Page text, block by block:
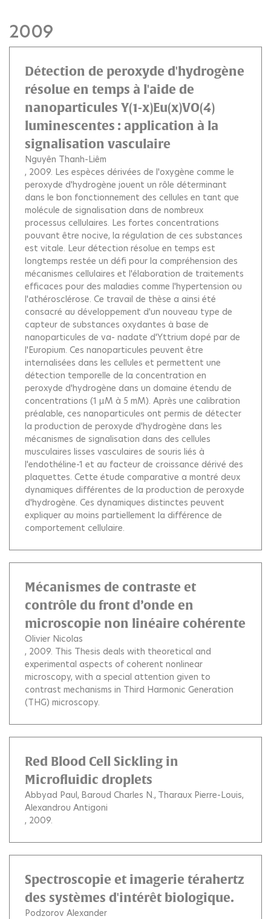
2009
Détection de peroxyde d'hydrogène
résolue en temps à l'aide de
nanoparticules Y(1-x)Eu(x)VO(4)
luminescentes : application à la
signalisation vasculaire
Nguyên Thanh-Liêm
, 2009. Les espèces dérivées de l'oxygène comme le
peroxyde d'hydrogène jouent un rôle déterminant
dans le bon fonctionnement des cellules en tant que
molécule de signalisation dans de nombreux
processus cellulaires. Les fortes concentrations
pouvant être nocive, la régulation de ces substances
est vitale. Leur détection résolue en temps est
longtemps restée un défi pour la compréhension des
mécanismes cellulaires et l'élaboration de traitements
efficaces pour des maladies comme l'hypertension ou
l'athérosclérose. Ce travail de thèse a ainsi été
consacré au développement d'un nouveau type de
capteur de substances oxydantes à base de
nanoparticules de va- nadate d'Yttrium dopé par de
l'Europium. Ces nanoparticules peuvent être
internalisées dans les cellules et permettent une
détection temporelle de la concentration en
peroxyde d'hydrogène dans un domaine étendu de
concentrations (1 μM à 5 mM). Après une calibration
préalable, ces nanoparticules ont permis de détecter
la production de peroxyde d'hydrogène dans les
mécanismes de signalisation dans des cellules
musculaires lisses vasculaires de souris liés à
l'endothéline-1 et au facteur de croissance dérivé des
plaquettes. Cette étude comparative a montré deux
dynamiques différentes de la production de peroxyde
d'hydrogène. Ces dynamiques distinctes peuvent
expliquer au moins partiellement la différence de
comportement cellulaire.
Mécanismes de contraste et
contrôle du front d’onde en
microscopie non linéaire cohérente
Olivier Nicolas
, 2009. This Thesis deals with theoretical and
experimental aspects of coherent nonlinear
microscopy, with a special attention given to
contrast mechanisms in Third Harmonic Generation
(THG) microscopy.
Red Blood Cell Sickling in
Microfluidic droplets
Abbyad Paul Baroud Charles N. Tharaux Pierre-Louis
Alexandrou Antigoni
, 2009.
Spectroscopie et imagerie térahertz
des systèmes d'intérêt biologique.
Podzorov Alexander